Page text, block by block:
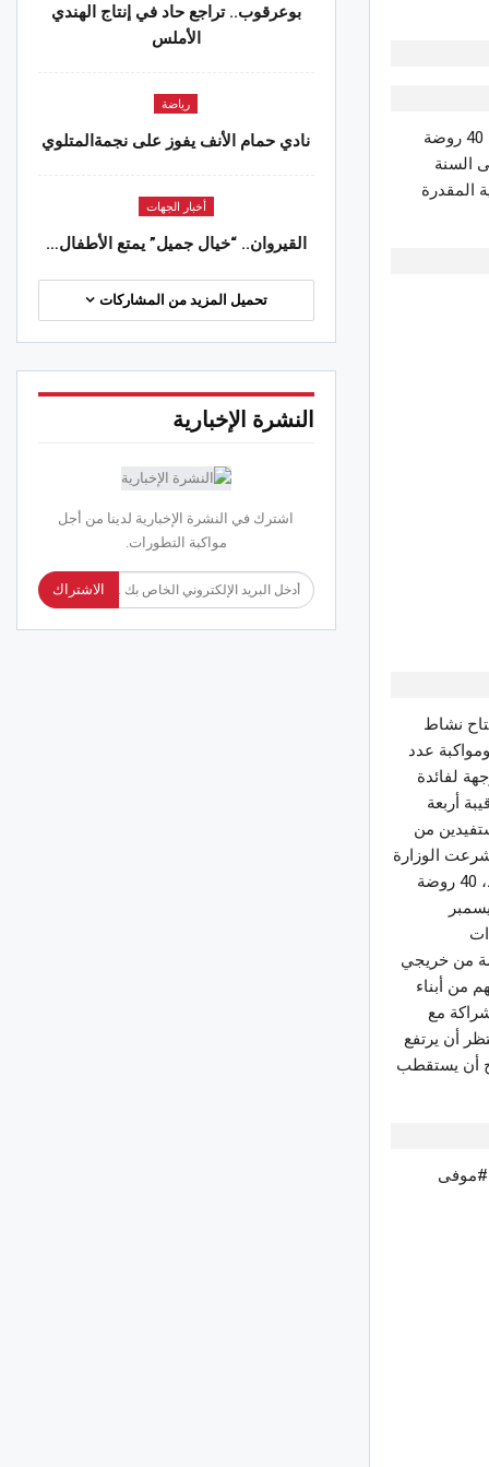
أفادت وزيرة الأسرة والمرأة والطفولة وكبار السن، آمال الحاج موسى بأن الوزارة أحدثت 40 روضة
السنة
المقدرة
نشاط
عدد
موجهة لفائدة
أربعة
عدد المستفيدين من
شرعت الوزارة
في تنفيذه منذ نوفمبر 2021، وأمنت من خلاله في مفتتح هذه السنة التربوية انطلاق نشاط، 40 روضة
وديسمبر
من خريجي
طفل أكثر من نصفهم من أبناء
مع
يستقبل 15500 طفل حاليا وينتظر أن يرتفع
الف طفل، ومن المبرمج أن يستقطب
#موفى
بوعرقوب.. تراجع حاد في إنتاج الهندي
الأملس
رياضة
نادي حمام الأنف يفوز على نجمةالمتلوي
أخبار الجهات
القيروان.. “خيال جميل” يمتع الأطفال…
تحميل المزيد من المشاركات
النشرة الإخبارية
اشترك في النشرة الإخبارية لدينا من أجل
مواكبة التطورات.
الاشتراك